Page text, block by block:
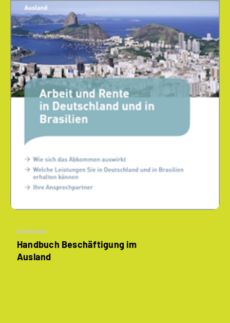
Download
Handbuch Beschäftigung im
Ausland